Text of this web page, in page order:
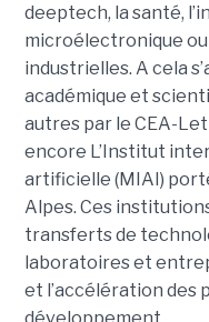
deeptech, la santé,
microélectronique
industrielles. A cela
académique et
autres par le CEA-
encore L’Institut
artificielle (MIAI)
Alpes. Ces
transferts de
laboratoires et
et l’accélération des
développement.